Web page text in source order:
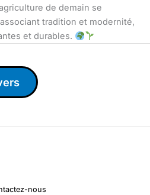
de demain se
tradition et modernité,
et durables.
nous